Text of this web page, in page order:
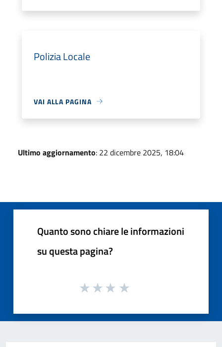
Polizia Locale
VAI ALLA PAGINA
Ultimo aggiornamento: 22 dicembre 2025, 18:04
Quanto sono chiare le informazioni
su questa pagina?